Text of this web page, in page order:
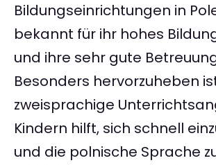
Bildungseinrichtungen in
bekannt für ihr hohes
und ihre sehr gute
Besonders hervorzuheben
zweisprachige
Kindern hilft, sich schnell
und die polnische Sprache